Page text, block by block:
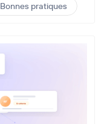
Bonnes pratiques